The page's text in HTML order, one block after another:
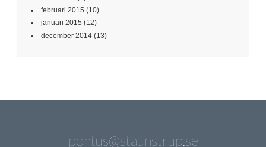
februari 2015 (10)
januari 2015 (12)
december 2014 (13)
pontus@staunstrup.se